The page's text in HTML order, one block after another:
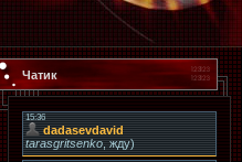
Чатик